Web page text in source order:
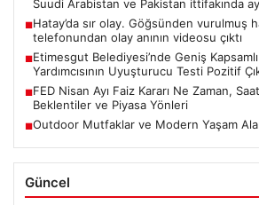
Suudi Arabistan ve Pakistan ittifakında
■Hatay’da sır olay. Göğsünden vurulmuş
telefonundan olay anının videosu çıktı
■Etimesgut Belediyesi’nde Geniş
Yardımcısının Uyuşturucu Testi Pozitif
■FED Nisan Ayı Faiz Kararı Ne Zaman,
Beklentiler ve Piyasa Yönleri
■Outdoor Mutfaklar ve Modern Yaşam
Güncel